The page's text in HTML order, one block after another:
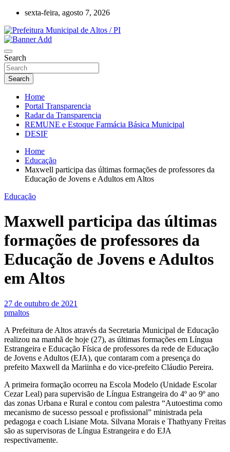
Skip
content
sexta-feira, agosto 7, 2026
Prefeitura Municipal de Altos / PI
Search
Search
Home
Portal Transparencia
Radar da Transparencia
REMUNE e Estoque Farmácia Básica Municipal
DESIF
Home
Educação
Maxwell participa das últimas formações de professores da
Educação de Jovens e Adultos em Altos
Educação
Maxwell participa das últimas
formações de professores da
Educação de Jovens e Adultos
em Altos
27 de outubro de 2021
pmaltos
A Prefeitura de Altos através da Secretaria Municipal de Educação
realizou na manhã de hoje (27), as últimas formações em Língua
Estrangeira e Educação Física de professores da rede de Educação
de Jovens e Adultos (EJA), que contaram com a presença do
prefeito Maxwell da Mariinha e do vice-prefeito Cláudio Pereira.
A primeira formação ocorreu na Escola Modelo (Unidade Escolar
Cezar Leal) para supervisão de Língua Estrangeira do 4º ao 9º ano
das zonas Urbana e Rural e contou com palestra “Autoestima como
mecanismo de sucesso pessoal e profissional” ministrada pela
pedagoga e coach Lisiane Mota. Silvana Morais e Thathyany Freitas
são as supervisoras de Língua Estrangeira e do EJA
respectivamente.